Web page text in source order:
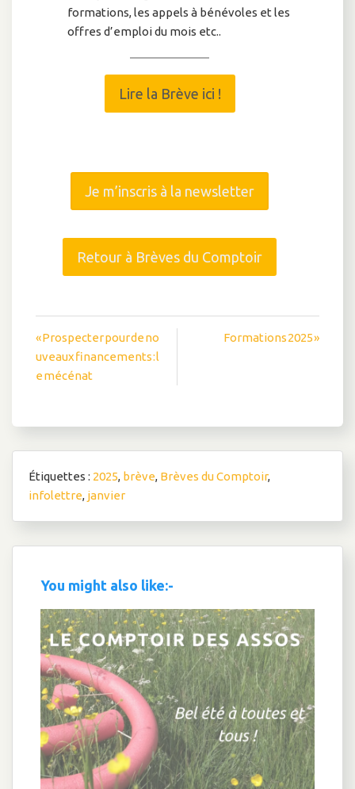
formations, les appels à bénévoles et les
offres d’emploi du mois etc..
Lire la Brève ici !
Je m’inscris à la newsletter
Retour à Brèves du Comptoir
Navigation
de
« Prospecter pour de no
uveaux financements : l
e mécénat
Formations 2025 »
Étiquettes : 2025, brève, Brèves du Comptoir,
infolettre, janvier
You might also like:-